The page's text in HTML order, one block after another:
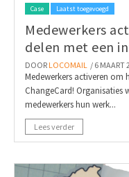
Case Laatst toegevoegd
Medewerkers
delen met een
DOOR LOCOMAIL / 6 MAART
Medewerkers activeren om
ChangeCard! Organisaties
medewerkers hun werk...
Lees verder